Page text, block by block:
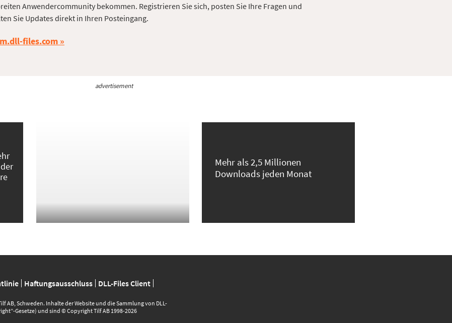
Anwendercommunity bekommen. Registrieren Sie sich, posten Sie Ihre Fragen und
Sie Updates direkt in Ihren Posteingang.
files.com
advertisement
Mehr als 2,5 Millionen
Downloads jeden Monat
Haftungsausschluss DLL-Files Client
AB, Schweden. Inhalte der Website und die Sammlung von DLL-
Gesetze) und sind © Copyright Tilf AB 1998-2026